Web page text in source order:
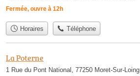
Fermée, ouvre à 12h
Horaires Téléphone
La Poterne
1 Rue du Pont National, 77250 Moret-Sur-Loing